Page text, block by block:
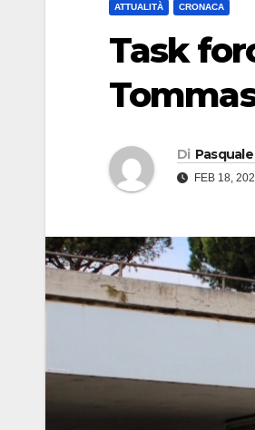
ATTUALITÀ CRONACA
Task
Di
FEB 18,